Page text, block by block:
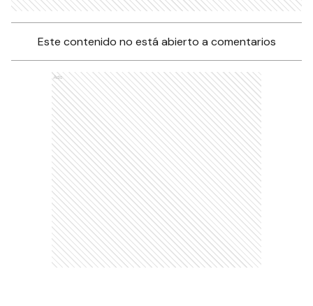
Este contenido no está abierto a comentarios
Ads